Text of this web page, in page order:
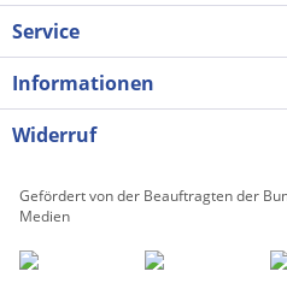
Service
Informationen
Widerruf
Gefördert von der Beauftragten der
Medien